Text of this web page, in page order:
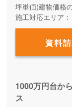
坪単価(建物価格
施工対応エリア：
資料
1000万円台か
ス